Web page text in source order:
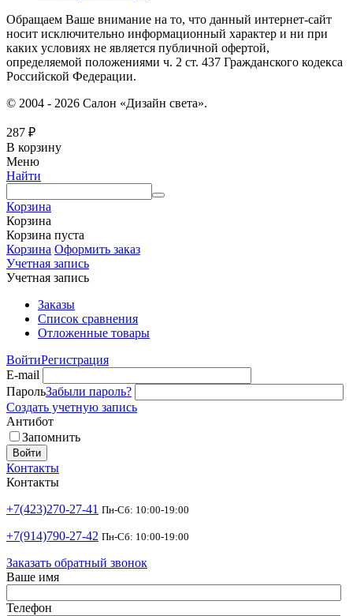
Обращаем Ваше внимание на то, что данный интернет-сайт
носит исключительно информационный характер и ни при
каких условиях не является публичной офертой,
определяемой положениями ч. 2 ст. 437 Гражданского кодекса
Российской Федерации.
© 2004 - 2026 Салон «Дизайн света».
287 ₽
В корзину
Меню
Найти
Корзина
Корзина
Корзина пуста
Корзина Оформить заказ
Учетная запись
Учетная запись
Заказы
Список сравнения
Отложенные товары
ВойтиРегистрация
E-mail
ПарольЗабыли пароль?
Создать учетную запись
Антибот
Запомнить
Войти
Контакты
Контакты
+7(423)270-27-41 Пн-Сб: 10:00-19:00
+7(914)790-27-42 Пн-Сб: 10:00-19:00
Заказать обратный звонок
Ваше имя
Телефон